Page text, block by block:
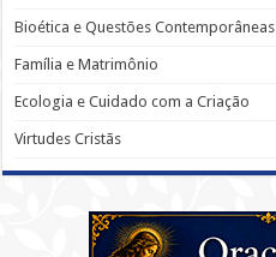
Bioética e Questões Contemporâneas
Família e Matrimônio
Ecologia e Cuidado com a Criação
Virtudes Cristãs